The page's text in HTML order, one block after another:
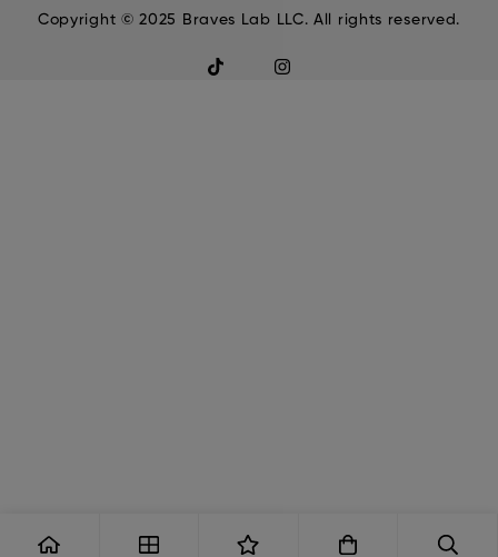
Copyright © 2025 Braves Lab LLC. All rights reserved.